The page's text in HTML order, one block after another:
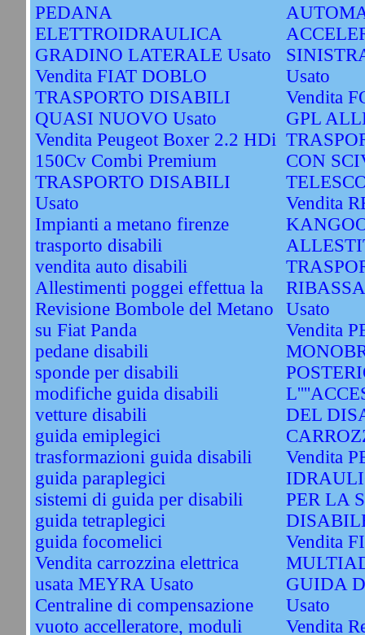
PEDANA
ELETTROIDRAULICA
GRADINO LATERALE Usato
Vendita FIAT DOBLO
TRASPORTO DISABILI
QUASI NUOVO Usato
Vendita Peugeot Boxer 2.2 HDi
150Cv Combi Premium
TRASPORTO DISABILI
Usato
Impianti a metano firenze
trasporto disabili
vendita auto disabili
Allestimenti poggei effettua la
Revisione Bombole del Metano
su Fiat Panda
pedane disabili
sponde per disabili
modifiche guida disabili
vetture disabili
guida emiplegici
trasformazioni guida disabili
guida paraplegici
sistemi di guida per disabili
guida tetraplegici
guida focomelici
Vendita carrozzina elettrica
usata MEYRA Usato
Centraline di compensazione
vuoto accelleratore, moduli
Usato
Vendita
GPL
CON
Vendita
Usato
Vendita
DEL
Vendita
PER LA
Vendita
GUIDA
Usato
Vendita